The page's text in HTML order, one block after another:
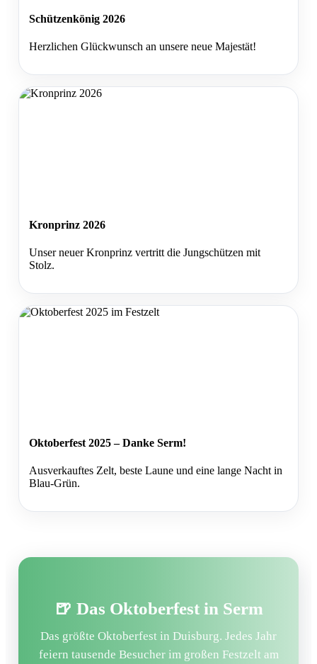
Schützenkönig 2026
Herzlichen Glückwunsch an unsere neue Majestät!
Kronprinz 2026
Unser neuer Kronprinz vertritt die Jungschützen mit
Stolz.
Oktoberfest 2025 – Danke Serm!
Ausverkauftes Zelt, beste Laune und eine lange Nacht in
Blau-Grün.
🍺 Das Oktoberfest in Serm
Das größte Oktoberfest in Duisburg. Jedes Jahr
feiern tausende Besucher im großen Festzelt am